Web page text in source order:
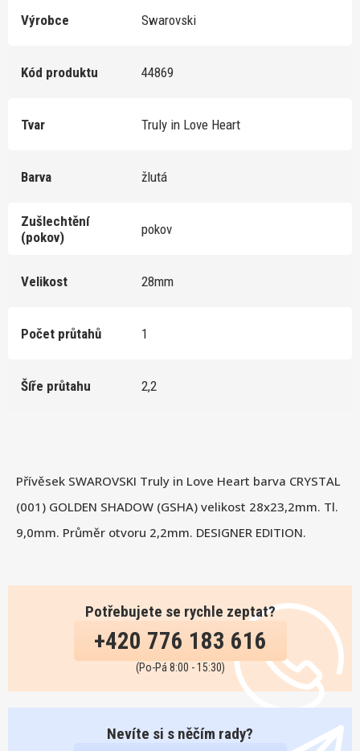
Přívěsek SWAROVSKI Truly in Love Heart barva CRYSTAL
(001) GOLDEN SHADOW (GSHA) velikost 28x23,2mm. Tl.
9,0mm. Průměr otvoru 2,2mm. DESIGNER EDITION.
Potřebujete se rychle zeptat?
+420 776 183 616
(Po-Pá 8:00 - 15:30)
Nevíte si s něčím rady?
Výrobce Swarovski
Kód produktu 44869
Tvar Truly in Love Heart
Barva žlutá
Zušlechtění
(pokov)
pokov
Velikost 28mm
Počet průtahů 1
Šíře průtahu 2,2